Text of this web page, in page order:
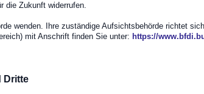
die Zukunft widerrufen.
wenden. Ihre zuständige Aufsichtsbehörde richtet
mit Anschrift finden Sie unter: https://
Dritte